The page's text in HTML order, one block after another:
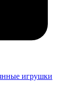
игрушки